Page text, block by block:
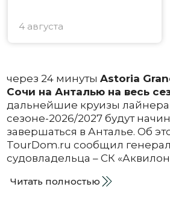
4 августа
через 24 минуты Astoria
Сочи на Анталью на весь
дальнейшие круизы лайнера
сезоне-2026/2027 будут
завершаться в Анталье. Об
TourDom.ru сообщил
судовладельца – СК
Читать полностью